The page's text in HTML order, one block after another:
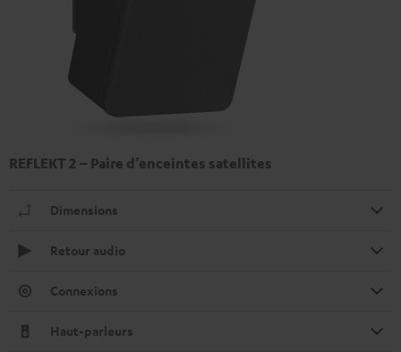
REFLEKT 2 – Paire d’enceintes satellites
Dimensions
Retour audio
Connexions
Haut-parleurs